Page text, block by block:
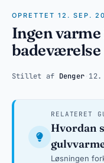
OPRETTET 12. SEP.
Ingen
badeværelse
Stillet af Denger 12.
RELATERET
Hvordan
Løsningen